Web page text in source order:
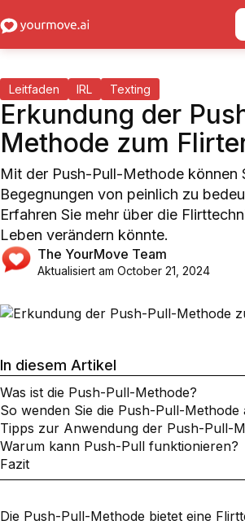
Erkundung der
Methode zum
Mit der Push-Pull-Methode können
Begegnungen von peinlich zu
Erfahren Sie mehr über die
Leben verändern könnte.
Leitfaden IRL Texting
The YourMove Team
Aktualisiert am October 21, 2024
In diesem Artikel
Was ist die Push-Pull-Methode?
So wenden Sie die Push-Pull-Methode
Tipps zur Anwendung der Push-Pull-
Warum kann Push-Pull funktionieren?
Fazit
Die Push-Pull-Methode bietet eine